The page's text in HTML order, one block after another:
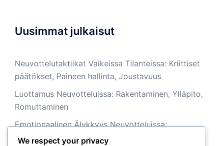
Uusimmat julkaisut
Neuvottelutaktiikat Vaikeissa Tilanteissa: Kriittiset
päätökset, Paineen hallinta, Joustavuus
Luottamus Neuvotteluissa: Rakentaminen, Ylläpito,
Romuttaminen
Emotionaalinen Älykkyys Neuvotteluissa:
Tunnistaminen, Hallinta, Soveltaminen
We respect your privacy